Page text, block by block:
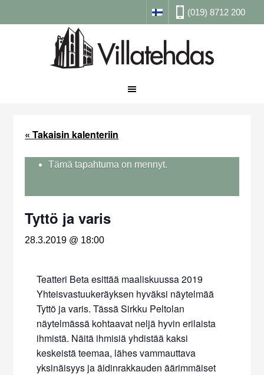
(019) 8712 200
« Takaisin kalenteriin
Tämä tapahtuma on mennyt.
Tyttö ja varis
28.3.2019 @ 18:00
Teatteri Beta esittää maaliskuussa 2019
Yhteisvastuukeräyksen hyväksi näytelmää
Tyttö ja varis. Tässä Sirkku Peltolan
näytelmässä kohtaavat neljä hyvin erilaista
ihmistä. Näitä ihmisiä yhdistää kaksi
keskeistä teemaa, lähes vammauttava
yksinäisyys ja äidinrakkauden äärimmäiset